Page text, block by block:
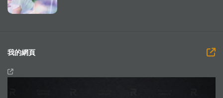
我的網頁